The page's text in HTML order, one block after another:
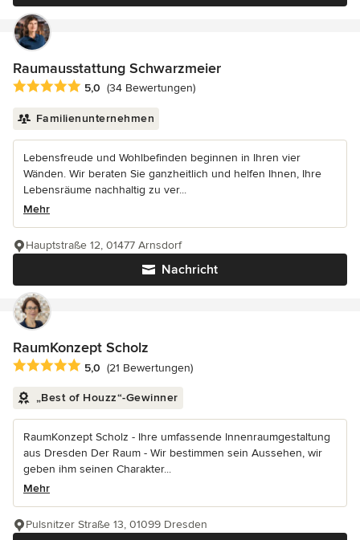
Raumausstattung Schwarzmeier
Durchschnittliche Bewertung: 5 von 5 Sternen
5,0 (34 Bewertungen)
Familienunternehmen
Lebensfreude und Wohlbefinden beginnen in Ihren vier
Wänden. Wir beraten Sie ganzheitlich und helfen Ihnen, Ihre
Lebensräume nachhaltig zu ver...
Mehr
Nachricht
Hauptstraße 12, 01477 Arnsdorf
RaumKonzept Scholz
Durchschnittliche Bewertung: 5 von 5 Sternen
5,0 (21 Bewertungen)
„Best of Houzz“-Gewinner
RaumKonzept Scholz - Ihre umfassende Innenraumgestaltung
aus Dresden Der Raum - Wir bestimmen sein Aussehen, wir
geben ihm seinen Charakter...
Mehr
Pulsnitzer Straße 13, 01099 Dresden